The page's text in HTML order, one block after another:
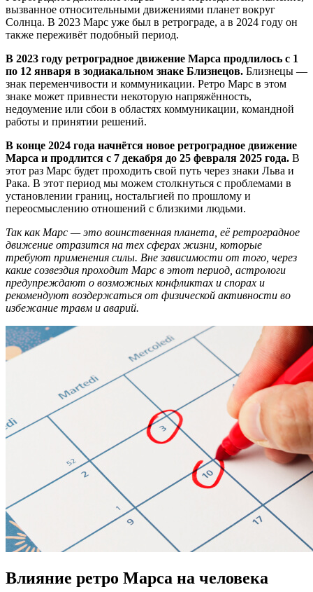
вызванное относительными движениями планет вокруг
Солнца. В 2023 Марс уже был в ретрограде, а в 2024 году он
также переживёт подобный период.
В 2023 году ретроградное движение Марса продлилось с 1
по 12 января в зодиакальном знаке Близнецов. Близнецы —
знак переменчивости и коммуникации. Ретро Марс в этом
знаке может привнести некоторую напряжённость,
недоумение или сбои в областях коммуникации, командной
работы и принятии решений.
В конце 2024 года начнётся новое ретроградное движение
Марса и продлится с 7 декабря до 25 февраля 2025 года. В
этот раз Марс будет проходить свой путь через знаки Льва и
Рака. В этот период мы можем столкнуться с проблемами в
установлении границ, ностальгией по прошлому и
переосмыслению отношений с близкими людьми.
Так как Марс — это воинственная планета, её ретроградное
движение отразится на тех сферах жизни, которые
требуют применения силы. Вне зависимости от того, через
какие созвездия проходит Марс в этот период, астрологи
предупреждают о возможных конфликтах и спорах и
рекомендуют воздержаться от физической активности во
избежание травм и аварий.
Влияние ретро Марса на человека